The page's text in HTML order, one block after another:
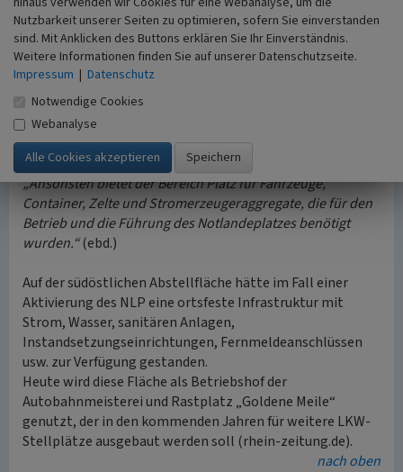
sichergestellt wurde. Der Anschaltkasten ist mit den
Anschaltkästen am Tower und an der südöstlichen
Abstellfläche durch Kabel mit mehreren Kanälen
(normalerweise 10 Kanäle) verbunden.“(geocaching.com)
Das eigentliche Zentrum des Notlandeplatzes war die
Abstellfläche im Südosten, auf der u.a. der mobile Tower
(eine FlugsicherungsanlageFSA 70) auf einem Militär-LKW
Typ MAN 630 stand.
„Ansonsten bietet der Bereich Platz für Fahrzeuge,
Container, Zelte und Stromerzeugeraggregate, die für den
Betrieb und die Führung des Notlandeplatzes benötigt
wurden.“(ebd.)
Auf der südöstlichen Abstellfläche hätte im Fall einer
Aktivierung des NLP eine ortsfeste Infrastruktur mit
Strom, Wasser, sanitären Anlagen,
Instandsetzungseinrichtungen, Fernmeldeanschlüssen
usw. zur Verfügung gestanden.
Heute wird diese Fläche als Betriebshof der
Autobahnmeisterei und Rastplatz „Goldene Meile“
genutzt, der in den kommenden Jahren für weitere LKW-
Stellplätze ausgebaut werden soll (rhein-zeitung.de).
nach oben
Nutzbarkeit unserer Seiten zu optimieren, sofern Sie einverstanden
sind. Mit Anklicken des Buttons erklären Sie Ihr Einverständnis.
Weitere Informationen finden Sie auf unserer Datenschutzseite.
Impressum | Datenschutz
Notwendige Cookies
Webanalyse